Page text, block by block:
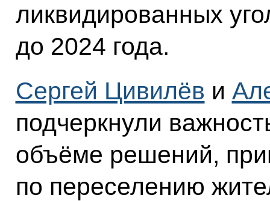
ликвидированных
до 2024 года.
Сергей Цивилёв и
подчеркнули
объёме решений,
по переселению